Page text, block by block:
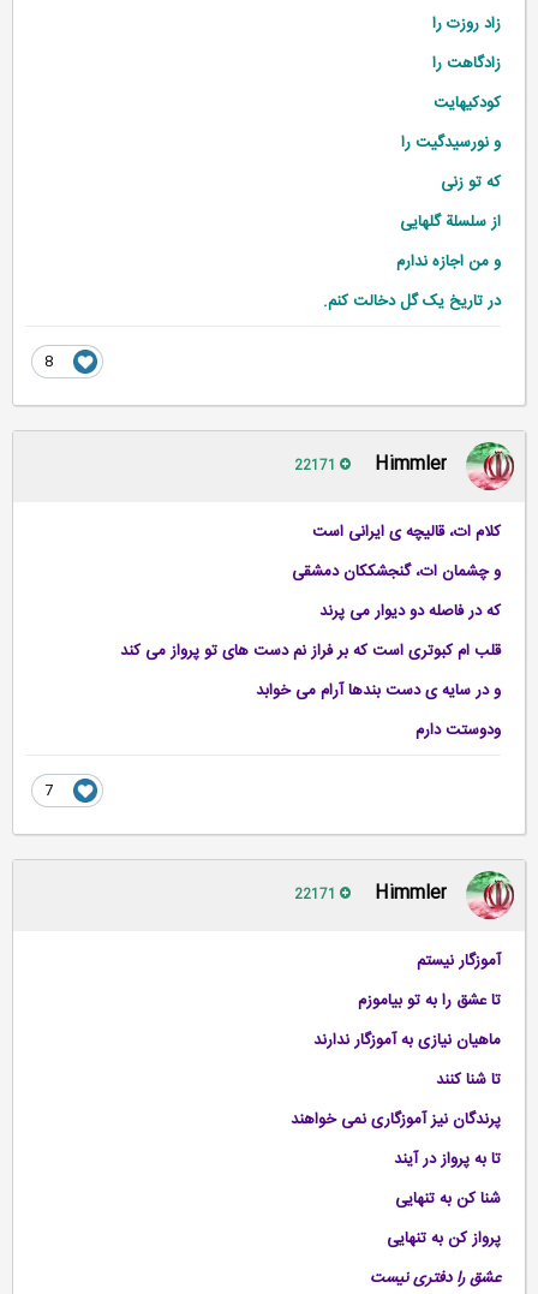
زاد روزت را
زادگاهت را
کودکیهایت
و نورسیدگیت را
که تو زنی
از سلسلة گلهایی
و من اجازه ندارم
در تاریخ یک گل دخالت کنم.
Himmler
کلام‏ ات، قالیچه ‌ی ایرانى است
و چشمان ‏ات، گنجشککان دمشقى‏
که در فاصله دو دیوار می پرند
قلب ام کبوتری است که بر فراز نم دست هاى تو پرواز مى‏ کند
و در سایه‌ ی دست ‎بندها آرام می ‌خوابد
ودوستت دارم
Himmler
آموزگار نیستم
تا عشق را به تو بیاموزم
ماهیان نیازی به آموزگار ندارند
تا شنا کنند
پرندگان نیز آموزگاری نمی خواهند
تا به پرواز در آیند
شنا کن به تنهایی
پرواز کن به تنهایی
عشق را دفتری نیست